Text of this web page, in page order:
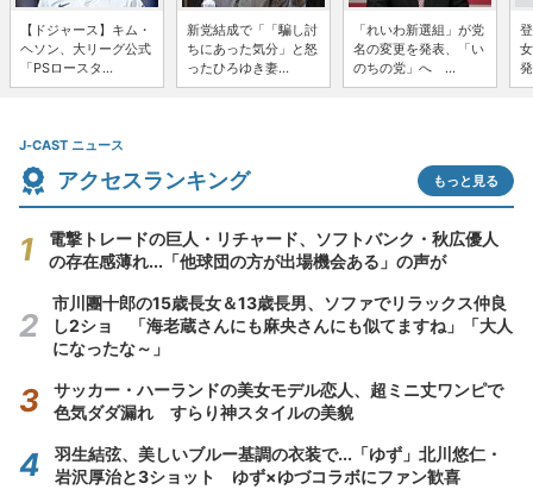
【ドジャース】キム・
ヘソン、大リーグ公式
「PSロースタ...
新党結成で「「騙し討
ちにあった気分」と怒
ったひろゆき妻...
「れいわ新選組」が党
名の変更を発表、「い
のちの党」へ ...
J-CAST ニュース
アクセスランキング もっと見る
電撃トレードの巨人・リチャード、ソフトバンク・秋広優人
の存在感薄れ...「他球団の方が出場機会ある」の声が
市川團十郎の15歳長女＆13歳長男、ソファでリラックス仲良
し2ショ 「海老蔵さんにも麻央さんにも似てますね」「大人
になったな～」
サッカー・ハーランドの美女モデル恋人、超ミニ丈ワンピで
色気ダダ漏れ すらり神スタイルの美貌
羽生結弦、美しいブルー基調の衣装で...「ゆず」北川悠仁・
岩沢厚治と3ショット ゆず×ゆづコラボにファン歓喜